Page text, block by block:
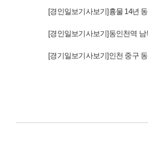
[경인일보기사보기]흉물 14년
[경인일보기사보기]동인천역
[경기일보기사보기]인천 중구